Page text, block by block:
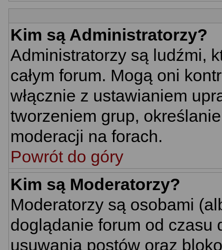
Kim są Administratorzy?
Administratorzy są ludźmi,
całym forum. Mogą oni
włącznie z ustawianiem
tworzeniem grup,
moderacji na forach.
Powrót do góry
Kim są Moderatorzy?
Moderatorzy są osobami
doglądanie forum od czasu
usuwania postów oraz